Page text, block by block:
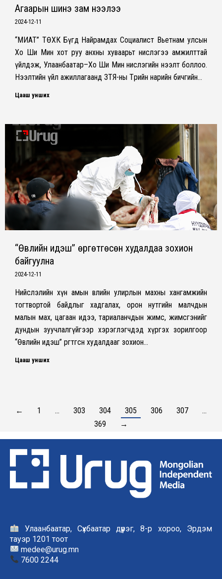
Агаарын шинэ зам нээлээ
2024-12-11
“МИАТ” ТӨХК Бүгд Найрамдах Социалист Вьетнам улсын
Хо Ши Мин хот руу анхны хуваарьт нислэгээ амжилттай
үйлдэж, Улаанбаатар–Хо Ши Мин нислэгийн нээлт боллоо.
Нээлтийн үйл ажиллагаанд ЗТЯ-ны Төрийн нарийн бичгийн…
Цааш унших
“Өвлийн идэш” өргөтгөсөн худалдаа зохион
байгуулна
2024-12-11
Нийслэлийн хүн амын өвлийн улирлын махны хангамжийн
тогтвортой байдлыг хадгалах, орон нутгийн малчдын
малын мах, цагаан идээ, тариаланчдын жимс, жимсгэнийг
дундын зуучлалгүйгээр хэрэглэгчдэд хүргэх зорилгоор
“Өвлийн идэш” өргөтгөсөн худалдааг зохион…
Цааш унших
← 1 … 303 304 305 306 307
…
369
→
Улаанбаатар, Сүхбаатар дүүрэг, 8-р хороо, Эрдэм
тауэр 1201 тоот
medee@urug.mn
7600 2244